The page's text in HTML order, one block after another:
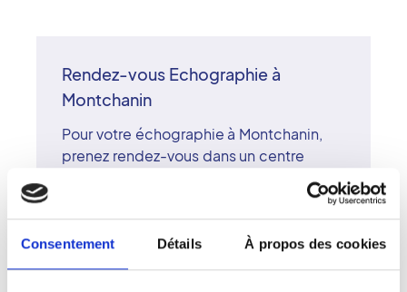
Consentement Détails À propos des cookies
Rendez-vous Echographie à
Montchanin
Pour votre échographie à Montchanin,
prenez rendez-vous dans un centre
d'imagerie du réseau Vidi. Basée sur les
d'examiner les organes internes, les
vaisseaux ou le fotus sans rayonnement
ionisant. Elle est rapide, indolore et